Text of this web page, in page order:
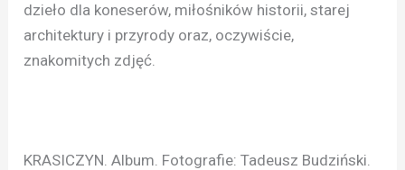
dzieło dla koneserów, miłośników historii, starej
architektury i przyrody oraz, oczywiście,
znakomitych zdjęć.
KRASICZYN. Album. Fotografie: Tadeusz Budziński.